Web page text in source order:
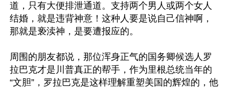
道，只有大便排泄通道。支持两个男人或两个女人
结婚，就是违背神意！这种人要是说自己信神啊，
那就是亵渎神，是要遭报应的。
周围的朋友都说，那位浑身正气的国务卿候选人罗
拉巴克才是川普真正的帮手，作为里根总统当年的
“文胆”，罗拉巴克是这样理解重塑美国的辉煌的，他